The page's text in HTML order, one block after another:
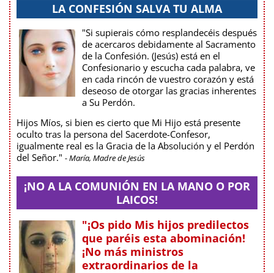
LA CONFESIÓN SALVA TU ALMA
"Si supierais cómo resplandecéis después
de acercaros debidamente al Sacramento
de la Confesión. (Jesús) está en el
Confesionario y escucha cada palabra, ve
en cada rincón de vuestro corazón y está
deseoso de otorgar las gracias inherentes
a Su Perdón.
Hijos Míos, si bien es cierto que Mi Hijo está presente
oculto tras la persona del Sacerdote-Confesor,
igualmente real es la Gracia de la Absolución y el Perdón
del Señor." - María, Madre de Jesús
¡NO A LA COMUNIÓN EN LA MANO O POR
LAICOS!
"¡Os pido Mis hijos predilectos
que paréis esta abominación!
¡No más ministros
extraordinarios de la